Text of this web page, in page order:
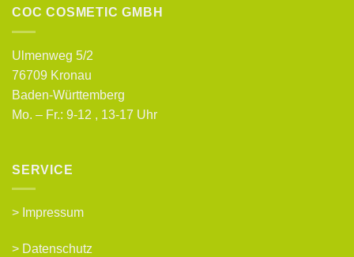
COC COSMETIC GMBH
Ulmenweg 5/2
76709 Kronau
Baden-Württemberg
Mo. – Fr.: 9-12 , 13-17 Uhr
SERVICE
> Impressum
> Datenschutz